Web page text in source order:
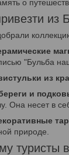
о
из
"Бульба
из
и
Она несет в
природе.
туристы